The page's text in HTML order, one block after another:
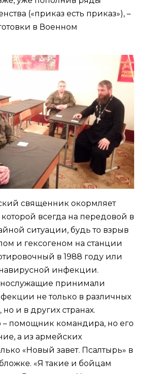
(«приказ есть приказ»), –
в Военном
священник окормляет
всегда на передовой в
ситуации, будь то взрыв
и гексогеном на станции
в 1988 году или
инфекции.
принимали
не только в различных
и в других странах.
помощник командира, но его
а из армейских
«Новый завет. Псалтырь» в
«Я такие и бойцам